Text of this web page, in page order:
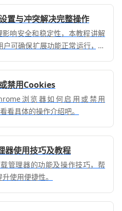
置与冲突解决完整操作
响安全和稳定性，本教程讲解
可确保扩展功能正常运行，提
禁用Cookies
浏览器如何启用或禁用
看具体的操作介绍吧。
使用技巧及教程
管理器的功能及操作技巧，帮
使用便捷性。